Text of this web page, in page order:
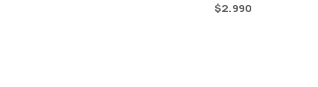
$2.990